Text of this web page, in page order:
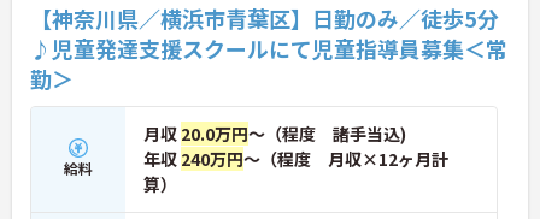
【神奈川県／横浜市青葉区】日勤のみ／徒歩5分
♪児童発達支援スクールにて児童指導員募集＜常
勤＞
給料
月収 20.0万円～（程度 諸手当込)
年収 240万円～（程度 月収×12ヶ月計
算）